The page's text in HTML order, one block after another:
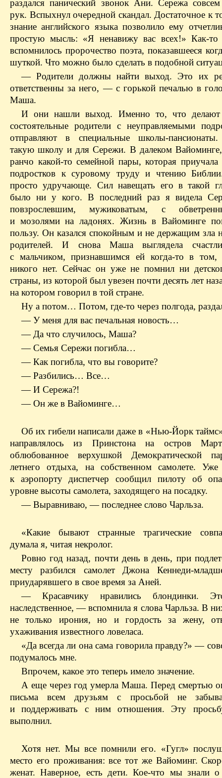
раздался панический звонок Ани. Сережа
рук. Вспыхнул очередной скандал. Достаточное к
знание английского языка позволило ему
простую мысль: «Я ненавижу вас всех!» Как-то
вспомнилось пророчество поэта, показавшееся
шуткой. Что можно было сделать в подобной
— Родители должны найти выход. Это их
ответственны за него, — с горькой печалью в
Маша.
И они нашли выход. Именно то, что
состоятельные родители с неуправляемыми
отправляют в специальные школы-
такую школу и для Сережи. В далеком
ранчо какой-то семейной пары, которая
подростков к суровому труду и чтению
просто удручающе. Сил навещать его в такой
было ни у кого. В последний раз я видела
повзрослевшим, мужиковатым, с
и мозолями на ладонях. Жизнь в Вайоминге
пользу. Он казался спокойным и не держащим зла
родителей. И снова Маша выглядела
с мальчиком, признавшимся ей когда-то в
никого нет. Сейчас он уже не помнил ни
страны, из которой был увезен почти десять лет
на котором говорил в той стране.
Ну а потом… Потом, где-то через полгода,
— У меня для вас печальная новость…
— Да что случилось, Маша?
— Семья Сережи погибла…
— Как погибла, что вы говорите?
— Разбились… Все…
— И Сережа?!
— Он же в Вайоминге…
Об их гибели написали даже в «Нью-Йорк
направлялось из Принстона на остров
облюбованное верхушкой Демократической
летнего отдыха, на собственном самолете.
к аэропорту диспетчер сообщил пилоту об
уровне высоты самолета, заходящего на посадку.
— Выравниваю, — последнее слово Чарльза.
«Какие бывают странные трагические
думала я, читая некролог.
Ровно год назад, почти день в день, при
месту разбился самолет Джона Кеннеди-
приударявшего в свое время за Аней.
— Красавчику нравились блондинки.
наследственное, — вспомнила я слова Чарльза. В
не только ирония, но и гордость за жену,
ухаживания известного ловеласа.
«Да всегда ли она сама говорила правду?» —
подумалось мне.
Впрочем, какое это теперь имело значение.
А еще через год умерла Маша. Перед смертью
письма всем друзьям с просьбой не
и поддерживать с ним отношения. Эту
выполнил.
Хотя нет. Мы все помнили его. «Гугл»
место его проживания: все тот же Вайоминг.
женат. Наверное, есть дети. Кое-что мы знали